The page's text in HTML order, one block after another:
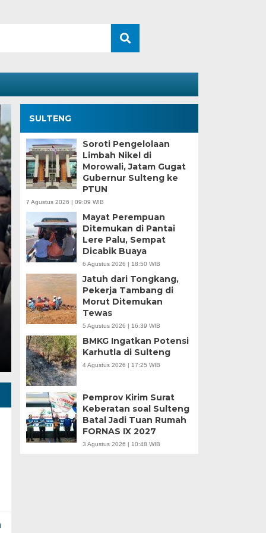
Sengketa Perizinan
Mengiringi Karier
Selasa, 13 Jan 2026 - 16:30 WIB
HARIANSULTENG.COM, PALU – Transisi jabatan
Sulawesi Tengah (Sulteng) nyatanya tak…
SULTENG
Soroti Pengelolaan
Limbah Nikel di
Morowali, Jatam Gugat
Gubernur Sulteng ke
PTUN
7 Agustus 2026 | 09:09 WIB
Mayat Perempuan
Ditemukan di Pantai
Lere Palu, Sempat
Dicabik Buaya
6 Agustus 2026 | 18:50 WIB
Jatuh dari Tongkang,
Pekerja Tambang di
Morut Ditemukan
Tewas
5 Agustus 2026 | 16:39 WIB
BMKG Ingatkan Potensi
Karhutla di Sulteng
4 Agustus 2026 | 17:25 WIB
Pemprov Kirim Surat
Keberatan soal Sulteng
Batal Jadi Tuan Rumah
FORNAS IX 2027
3 Agustus 2026 | 10:48 WIB